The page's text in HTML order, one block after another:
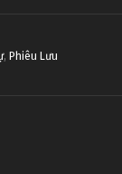
, Phiêu Lưu